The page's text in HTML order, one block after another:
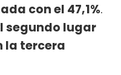
con el 47,1%.
segundo lugar
la tercera